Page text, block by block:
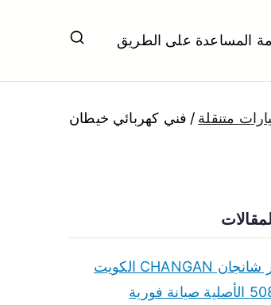
الاسعار
المساعدة على الطريق
متنقلة فني كهربائي خيطان
قطع غيار شانجان CHANGAN الكويت
فورية